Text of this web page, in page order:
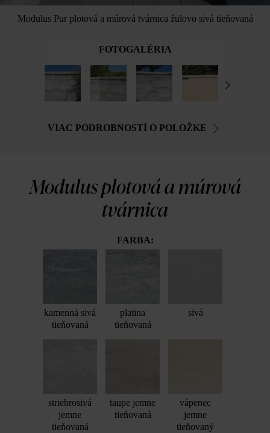
Modulus Pur plotová a múrová tvárnica žulovo sivá tieňovaná
FOTOGALÉRIA
VIAC PODROBNOSTÍ O POLOŽKE
Modulus plotová a múrová
tvárnica
FARBA:
kamenná sivá
tieňovaná
platina
tieňovaná
sivá
striebrosivá
jemne
tieňovaná
taupe jemne
tieňovaná
vápenec
jemne
tieňovaný